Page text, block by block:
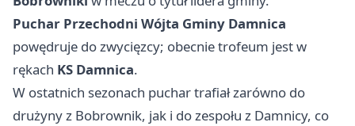
Puchar Przechodni Wójta Gminy Damnica
powędruje do zwycięzcy; obecnie trofeum jest w
rękach KS Damnica.
W ostatnich sezonach puchar trafiał zarówno do
drużyny z Bobrownik, jak i do zespołu z Damnicy, co